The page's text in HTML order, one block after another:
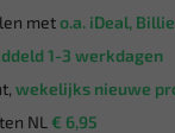
meto.a. iDeal,
1-3 werkdagen
wekelijks nieuwe
NL € 6,95